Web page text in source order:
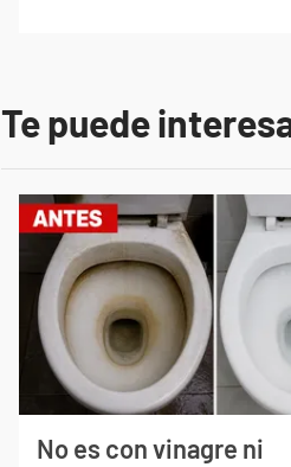
Te puede
No es con vinagre ni